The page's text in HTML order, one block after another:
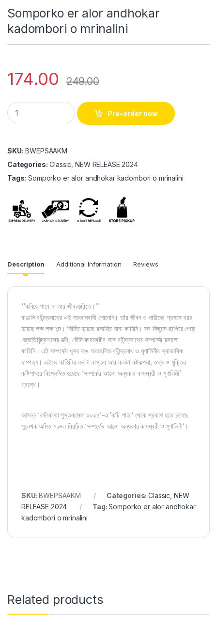
Somporko er alor andhokar
kadombori o mrinalini
174.00 249.00
Somporko er alor andhokar kadombori o mrinalini quantity
Pre-order now
SKU: BWEPSAAKM
Categories: Classic, NEW RELEASE 2024
Tags: Somporko er alor andhokar kadombori o mrinalini
Description Additional Information Reviews
‘‘কবিরে পাবে না তার জীবনচরিতে।’’
বাঙালি রবীন্দ্রনাথের এই সাবধানবানী শোনেনি। তাঁর জীবন ও নারীদের প্রসঙ্গে খরচ
হয়েছে লক্ষ লক্ষ শব্দ। নির্মিত হয়েছে রসায়িত নানা কাহিনি। সব কিছুকে ছাপিয়ে গেছে
জ্যোতিরিন্দ্রনাথের স্ত্রী, বৌদি কাদম্বরীর সঙ্গে রবীন্দ্রনাথের সম্পর্কের রসালো
কাহিনি। এই সম্পর্কের ধূসর রঙে অবহেলিত রবীন্দ্রনাথ ও মৃণালিনীর স্বাভাবিক
দাম্পত্য। এইসব কাহিনির কতটা বাস্তব আর কতটা কষ্টকল্পনা, তথ্য ও যুক্তির
কষ্টিপাথরে বিশ্লেষিত হয়েছে ‘সম্পর্কের আলো অন্ধকার কাদম্বরী ও মৃণালিনী’
গ্রন্থে।
আসন্ন ‘কলিকাতা পুস্তকমেলা ২০২৫’-এ ‘কচি পাতা’ থেকে প্রকাশ হতে চলেছে
সুলেখক অমিত মণ্ডল বিরচিত ‘সম্পর্কের আলো অন্ধকার কাদম্বরী ও মৃণালিনী’।
SKU:BWEPSAAKM Categories:Classic NEW
RELEASE 2024
Tag:Somporko er alor andhokar
kadombori o mrinalini
Related products